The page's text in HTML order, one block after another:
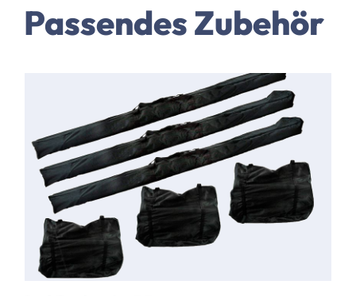
Passendes Zubehör